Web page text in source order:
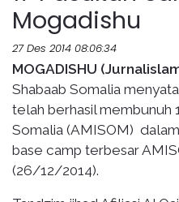
Mogadishu
27 Des 2014 08:06:34
MOGADISHU
Shabaab Somalia
telah berhasil membunuh
Somalia (AMISOM)
base camp terbesar
(26/12/2014).